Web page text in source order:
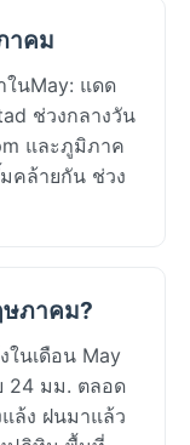
าคม
ในMay: แดด
ช่วงกลางวัน
และภูมิภาค
คล้ายกัน ช่วง
ษภาคม?
นเดือน May
24 มม. ตลอด
ล้ง ฝนมาแล้ว